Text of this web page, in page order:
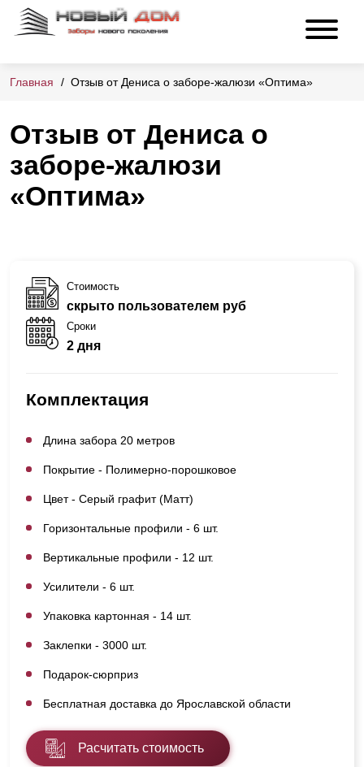
Главная Отзыв от Дениса о заборе-жалюзи «Оптима»
Отзыв от Дениса о
заборе-жалюзи
«Оптима»
Стоимость
скрыто пользователем руб
Сроки
2 дня
Комплектация
Длина забора 20 метров
Покрытие - Полимерно-порошковое
Цвет - Серый графит (Матт)
Горизонтальные профили - 6 шт.
Вертикальные профили - 12 шт.
Усилители - 6 шт.
Упаковка картонная - 14 шт.
Заклепки - 3000 шт.
Подарок-сюрприз
Бесплатная доставка до Ярославской области
Расчитать стоимость